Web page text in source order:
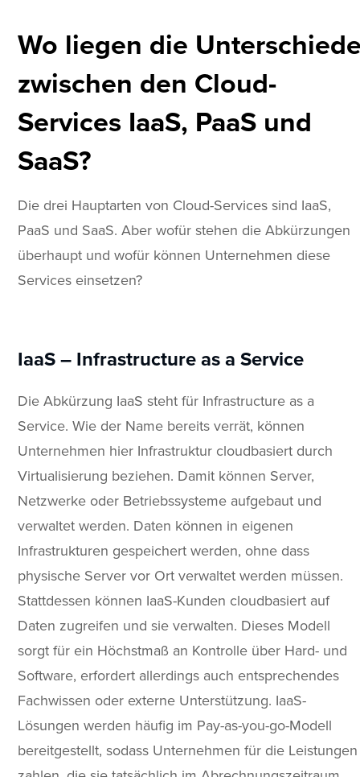
Wo liegen die
zwischen den Cloud-
Services IaaS, PaaS und
SaaS?
Die drei Hauptarten von Cloud-Services sind IaaS,
PaaS und SaaS. Aber wofür stehen die Abkürzungen
überhaupt und wofür können Unternehmen diese
Services einsetzen?
IaaS – Infrastructure as a Service
Die Abkürzung IaaS steht für Infrastructure as a
Service. Wie der Name bereits verrät, können
Unternehmen hier Infrastruktur cloudbasiert durch
Virtualisierung beziehen. Damit können Server,
Netzwerke oder Betriebssysteme aufgebaut und
verwaltet werden. Daten können in eigenen
Infrastrukturen gespeichert werden, ohne dass
physische Server vor Ort verwaltet werden müssen.
Stattdessen können IaaS-Kunden cloudbasiert auf
Daten zugreifen und sie verwalten. Dieses Modell
sorgt für ein Höchstmaß an Kontrolle über Hard- und
Software, erfordert allerdings auch entsprechendes
Fachwissen oder externe Unterstützung. IaaS-
Lösungen werden häufig im Pay-as-you-go-Modell
bereitgestellt, sodass Unternehmen für die Leistungen